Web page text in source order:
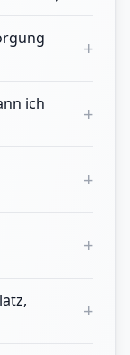
+
ich
+
+
+
+